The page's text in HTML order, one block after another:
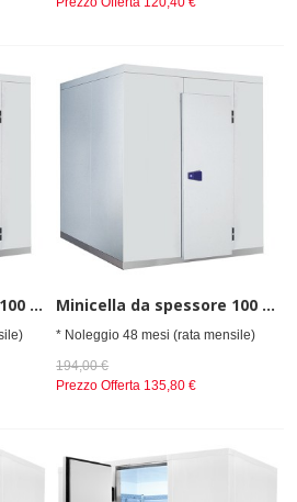
Minicella da spessore 100 mm, h=2480 mm, 2080x3600 mm. Minicella da spessore 100 mm, h=2480 mm, 2080x3980 mm.
* Noleggio 48 mesi (rata mensile)
194,00 €
Prezzo Offerta 135,80 €